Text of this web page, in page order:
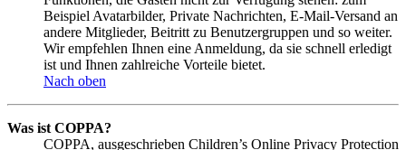
Beispiel Avatarbilder, Private Nachrichten, E-Mail-Versand an
andere Mitglieder, Beitritt zu Benutzergruppen und so weiter.
Wir empfehlen Ihnen eine Anmeldung, da sie schnell erledigt
ist und Ihnen zahlreiche Vorteile bietet.
Nach oben
Was ist COPPA?
COPPA, ausgeschrieben Children’s Online Privacy Protection